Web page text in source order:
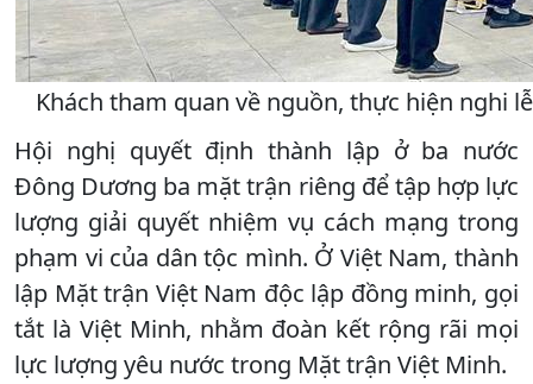
Khách tham quan về nguồn, thực hiện nghi
Hội nghị quyết định thành lập ở ba nước
Đông Dương ba mặt trận riêng để tập hợp lực
lượng giải quyết nhiệm vụ cách mạng trong
phạm vi của dân tộc mình. Ở Việt Nam, thành
lập Mặt trận Việt Nam độc lập đồng minh, gọi
tắt là Việt Minh, nhằm đoàn kết rộng rãi mọi
lực lượng yêu nước trong Mặt trận Việt Minh.